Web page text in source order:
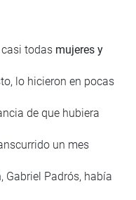
todas mujeres y
lo hicieron en pocas
de que hubiera
un mes
Gabriel Padrós, había